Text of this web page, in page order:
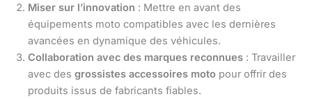
Miser sur l’innovation : Mettre en avant des
équipements moto compatibles avec les dernières
avancées en dynamique des véhicules.
Collaboration avec des marques reconnues : Travailler
avec des grossistes accessoires moto pour offrir des
produits issus de fabricants fiables.